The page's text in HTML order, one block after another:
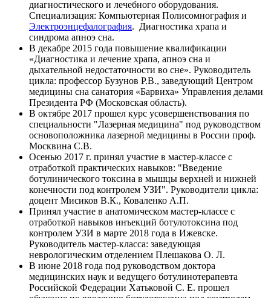
диагностического и лечебного оборудования.
Специализация: Компьютерная Полисомнография и
Электроэнцефалография. Диагностика храпа и
синдрома апноэ сна.
В декабре 2015 года повышение квалификации
«Диагностика и лечение храпа, апноэ сна и
дыхательной недостаточности во сне». Руководитель
цикла: профессор Бузунов Р.В., заведующий Центром
медицины сна санатория «Барвиха» Управления делами
Президента РФ (Московская область).
В октябре 2017 прошел курс усовершенствования по
специальности "Лазерная медицина" под руководством
основоположника лазерной медицины в России проф.
Москвина С.В.
Осенью 2017 г. принял участие в мастер-классе с
отработкой практических навыков: "Введение
ботулинического токсина в мышцы верхней и нижней
конечности под контролем УЗИ". Руководители цикла:
доцент Мисиков В.К., Коваленко А.П.
Принял участие в анатомическом мастер-классе с
отработкой навыков инъекций ботулотоксина под
контролем УЗИ в марте 2018 года в Ижевске.
Руководитель мастер-класса: заведующая
неврологическим отделением Плешакова О. Л.
В июне 2018 года под руководством доктора
медицинских наук и ведущего ботулинотерапевта
Российской Федерации Хатьковой С. Е. прошел